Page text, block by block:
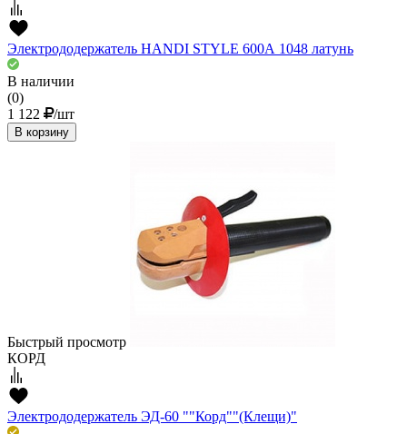
Электрододержатель HANDI STYLE 600А 1048 латунь
В наличии
(0)
1 122
/шт
В корзину
Быстрый просмотр
КОРД
Электрододержатель ЭД-60 ""Корд""(Клещи)"